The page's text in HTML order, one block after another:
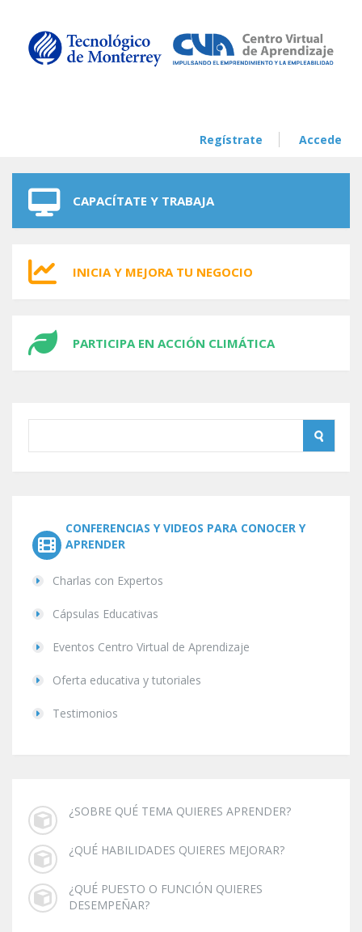
Regístrate Accede
CAPACÍTATE Y TRABAJA
INICIA Y MEJORA TU NEGOCIO
PARTICIPA EN ACCIÓN CLIMÁTICA
CONFERENCIAS Y VIDEOS PARA CONOCER Y
APRENDER
Charlas con Expertos
Cápsulas Educativas
Eventos Centro Virtual de Aprendizaje
Oferta educativa y tutoriales
Testimonios
¿SOBRE QUÉ TEMA QUIERES APRENDER?
¿QUÉ HABILIDADES QUIERES MEJORAR?
¿QUÉ PUESTO O FUNCIÓN QUIERES
DESEMPEÑAR?